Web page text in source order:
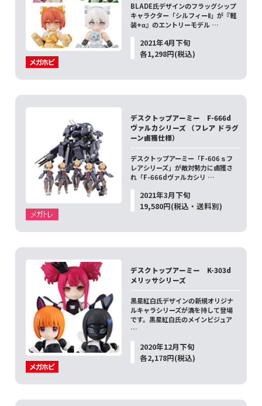
BLADE氏デザインのフラッグシップ
キャラクター「シルフィーⅡ」が『軽
装+α』のエントリーモデル …
2021年4月下旬
各1,298円(税込)
デスクトップアーミー F-666d
ヴァルカシリーズ （フレア ドラグ
ーン鹵獲仕様）
デスクトップアーミー「F-606ｓフ
レアシリーズ」が敵対勢力に鹵獲さ
れ「F-666dヴァルカシリ …
2021年3月下旬
19,580円(税込・送料別)
デスクトップアーミー K-303d
メリッサシリーズ
黒星紅白氏デザインの新規オリジナ
ルキャラシリーズが満を持して登場
です。黒星紅白氏のメインビジュア
…
2020年12月下旬
各2,178円(税込)